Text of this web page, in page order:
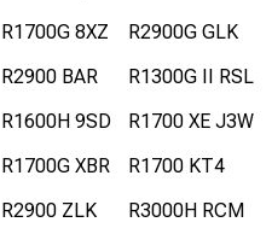
R1700G 8XZ
R2900G GLK
R2900 BAR
R1300G II RSL
R1600H 9SD
R1700 XE J3W
R1700G XBR
R1700 KT4
R2900 ZLK
R3000H RCM